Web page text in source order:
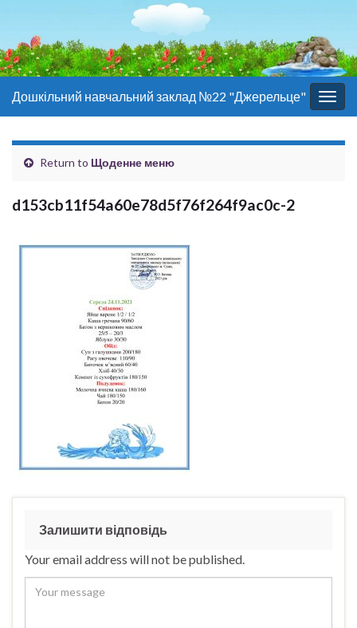
Дошкільний навчальний заклад №22 "Джерельце"
Return to Щоденне меню
d153cb11f54a60e78d5f76f264f9ac0c-2
Залишити відповідь
Your email address will not be published.